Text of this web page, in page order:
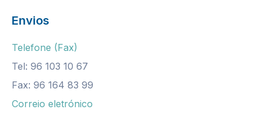
Envios
Telefone (Fax)
Tel: 96 103 10 67
Fax: 96 164 83 99
Correio eletrónico